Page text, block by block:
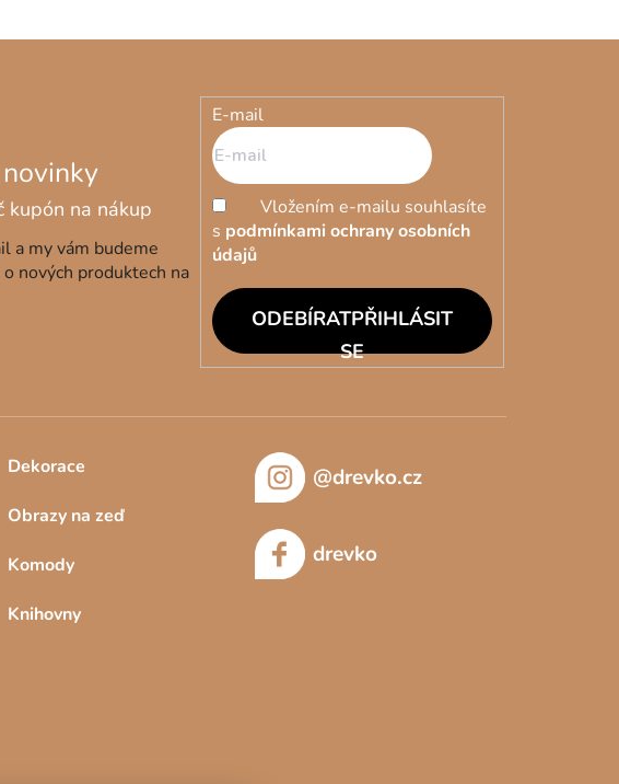
a my vám budeme
nových produktech na
E-mail
Vložením e-mailu souhlasíte
s podmínkami ochrany osobních
údajů
PŘIHLÁSIT
SE
Dekorace
Obrazy na zeď
Komody
Knihovny
@drevko.cz
drevko